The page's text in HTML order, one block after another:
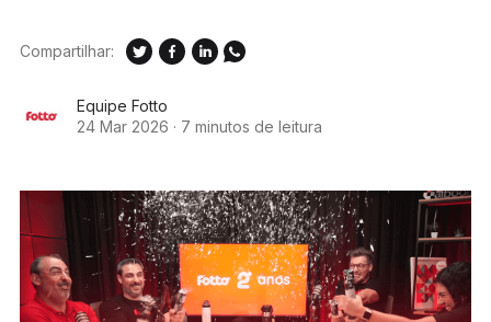
Equipe Fotto
24 Mar 2026 · 7 minutos de leitura
Compartilhar: